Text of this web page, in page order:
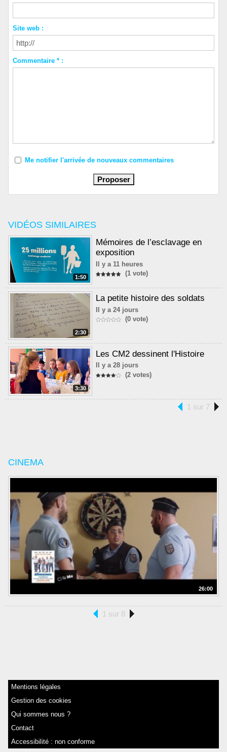
VIDÉOS SIMILAIRES
1:50
Mémoires de l’esclavage en
exposition
Il y a 11 heures
(1 vote)
2:30
La petite histoire des soldats
Il y a 24 jours
(0 vote)
3:30
Les CM2 dessinent l'Histoire
Il y a 28 jours
(2 votes)
1 sur 7
CINEMA
26:00
1 sur 8
Site web :
Commentaire * :
Me notifier l'arrivée de nouveaux commentaires
Mentions légales
Gestion des cookies
Qui sommes nous ?
Contact
Accessibilité : non conforme